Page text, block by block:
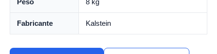
Peso 8 kg
Fabricante Kalstein